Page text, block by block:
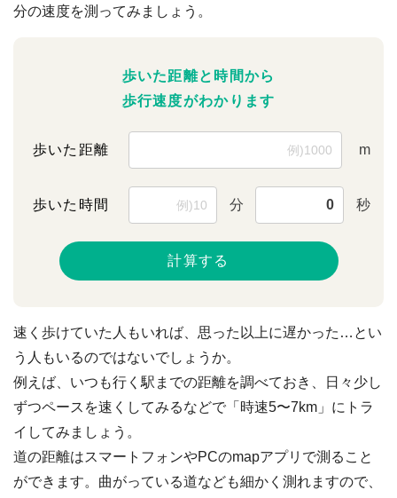
分の速度を測ってみましょう。
歩いた距離と時間から
歩行速度がわかります
歩いた距離 m
歩いた時間 分 秒
計算する
速く歩けていた人もいれば、思った以上に遅かった…とい
う人もいるのではないでしょうか。
例えば、いつも行く駅までの距離を調べておき、日々少し
ずつペースを速くしてみるなどで「時速5〜7km」にトラ
イしてみましょう。
道の距離はスマートフォンやPCのmapアプリで測ること
ができます。曲がっている道なども細かく測れますので、